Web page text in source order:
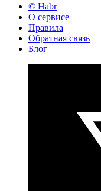
© Habr
О сервисе
Правила
Обратная связь
Блог